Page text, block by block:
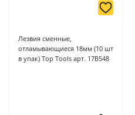
Лезвия сменные,
отламывающиеся 18мм (10 шт
в упак) Top Tools арт. 17B548